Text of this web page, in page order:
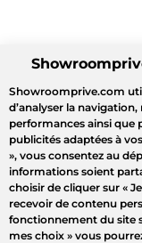
Showroomprive.com
d’analyser la
performances ainsi que
publicités adaptées à
», vous consentez au
informations soient
choisir de cliquer sur «
recevoir de contenu
fonctionnement du site
mes choix » vous